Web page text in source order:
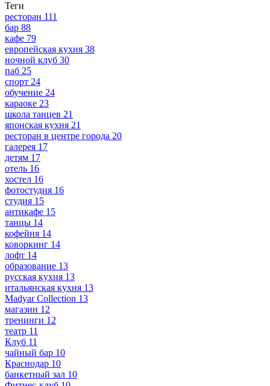
Теги
ресторан 111
бар 88
кафе 79
европейская кухня 38
ночной клуб 30
паб 25
спорт 24
обучение 24
караоке 23
школа танцев 21
японская кухня 21
ресторан в центре города 20
галерея 17
детям 17
отель 16
хостел 16
фотостудия 16
студия 15
антикафе 15
танцы 14
кофейня 14
коворкинг 14
лофт 14
образование 13
русская кухня 13
итальянская кухня 13
Madyar Collection 13
магазин 12
тренинги 12
театр 11
Клуб 11
чайный бар 10
Краснодар 10
банкетный зал 10